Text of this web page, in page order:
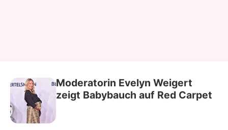
Moderatorin Evelyn Weigert
zeigt Babybauch auf Red Carpet